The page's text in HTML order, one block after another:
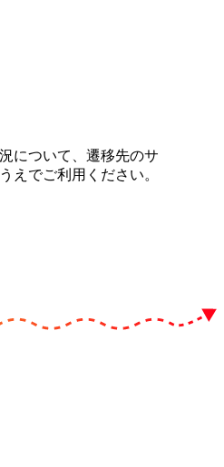
について、遷移先のサ
えでご利用ください。